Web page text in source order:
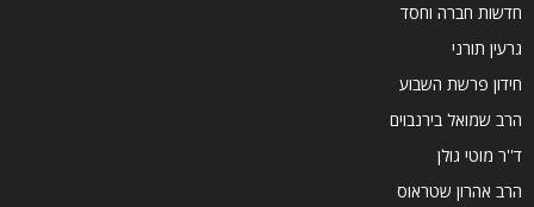
חדשות חברה וחסד
גרעין תורני
חידון פרשת השבוע
הרב שמואל בירנבוים
ד''ר מוטי גולן
הרב אהרון שטראוס